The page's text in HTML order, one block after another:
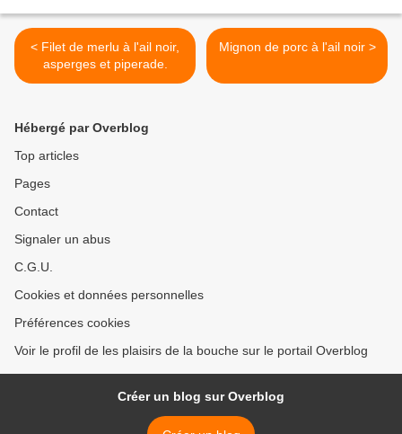
< Filet de merlu à l'ail noir,
asperges et piperade.
Mignon de porc à l'ail noir >
Hébergé par Overblog
Top articles
Pages
Contact
Signaler un abus
C.G.U.
Cookies et données personnelles
Préférences cookies
Voir le profil de les plaisirs de la bouche sur le portail Overblog
Créer un blog sur Overblog